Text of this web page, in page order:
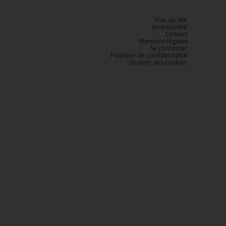
Plan du site
Accessibilité
Contact
Mentions légales
Se connecter
Politique de confidentialité
Gestion des cookies